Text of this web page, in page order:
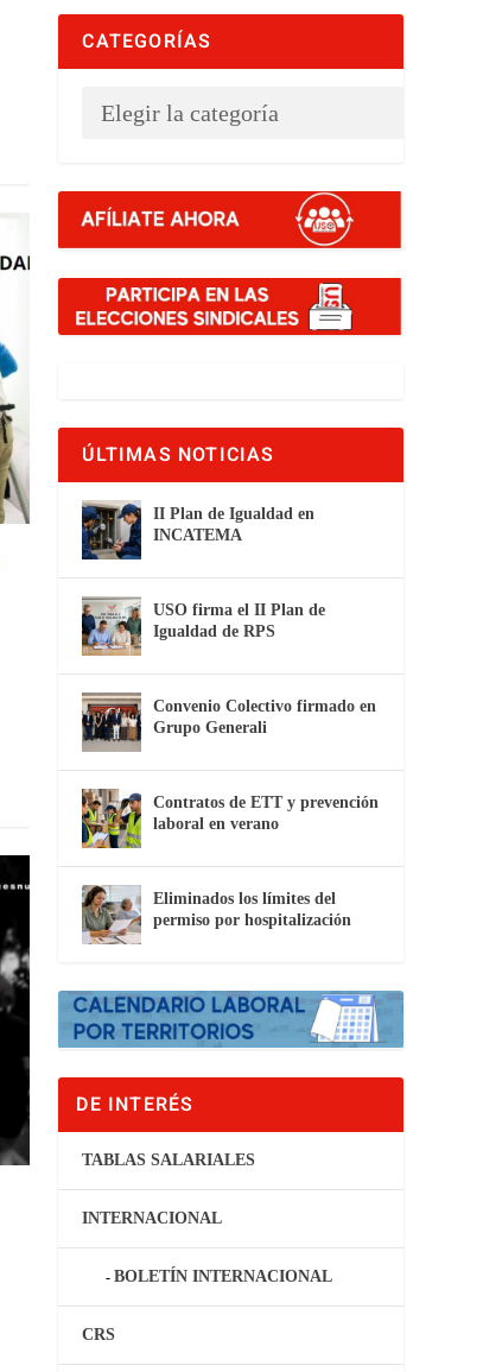
CATEGORÍAS
ÚLTIMAS NOTICIAS
II Plan de Igualdad en
INCATEMA
USO firma el II Plan de
Igualdad de RPS
Convenio Colectivo firmado en
Grupo Generali
Contratos de ETT y prevención
laboral en verano
Eliminados los límites del
permiso por hospitalización
DE INTERÉS
TABLAS SALARIALES
INTERNACIONAL
BOLETÍN INTERNACIONAL
CRS